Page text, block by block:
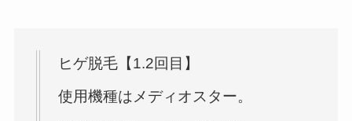
ヒゲ脱毛【1.2回目】
使用機種はメディオスター。